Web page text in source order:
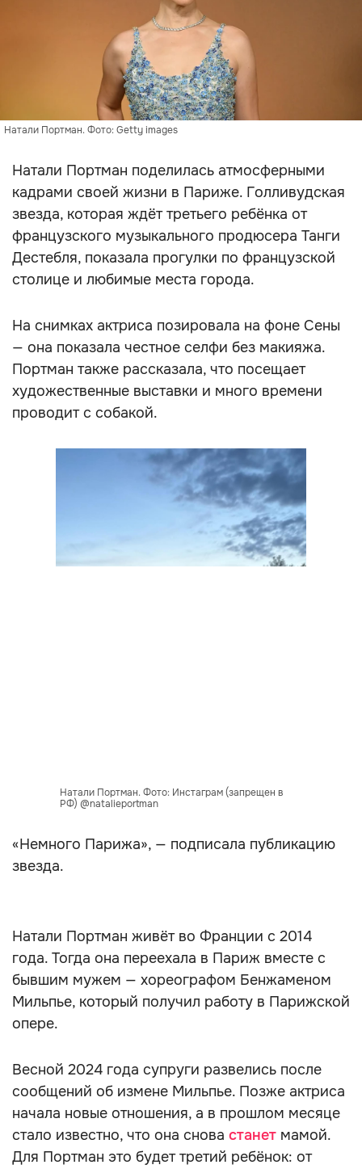
Натали Портман. Фото: Getty images
Натали Портман поделилась атмосферными
кадрами своей жизни в Париже. Голливудская
звезда, которая ждёт третьего ребёнка от
французского музыкального продюсера Танги
Дестебля, показала прогулки по французской
столице и любимые места города.
На снимках актриса позировала на фоне Сены
— она показала честное селфи без макияжа.
Портман также рассказала, что посещает
художественные выставки и много времени
проводит с собакой.
Натали Портман. Фото: Инстаграм (запрещен в
РФ) @natalieportman
«Немного Парижа», — подписала публикацию
звезда.
Натали Портман живёт во Франции с 2014
года. Тогда она переехала в Париж вместе с
бывшим мужем — хореографом Бенжаменом
Мильпье, который получил работу в Парижской
опере.
Весной 2024 года супруги развелись после
сообщений об измене Мильпье. Позже актриса
начала новые отношения, а в прошлом месяце
стало известно, что она снова станет мамой.
Для Портман это будет третий ребёнок: от